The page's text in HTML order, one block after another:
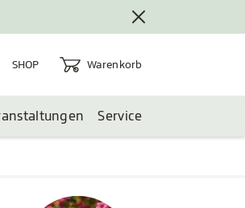
SHOP Warenkorb
Warenkorb
Service